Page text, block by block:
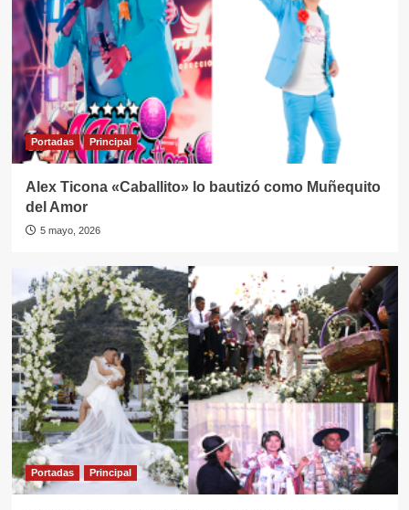
Portadas Principal
Alex Ticona «Caballito» lo bautizó como Muñequito
del Amor
5 mayo, 2026
Portadas Principal